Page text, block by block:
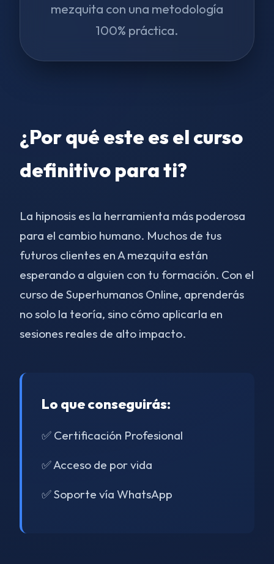
mezquita con una metodología
100% práctica.
¿Por qué este es el curso
definitivo para ti?
La hipnosis es la herramienta más poderosa
para el cambio humano. Muchos de tus
futuros clientes en A mezquita están
esperando a alguien con tu formación. Con el
curso de Superhumanos Online, aprenderás
no solo la teoría, sino cómo aplicarla en
sesiones reales de alto impacto.
Lo que conseguirás:
✅ Certificación Profesional
✅ Acceso de por vida
✅ Soporte vía WhatsApp